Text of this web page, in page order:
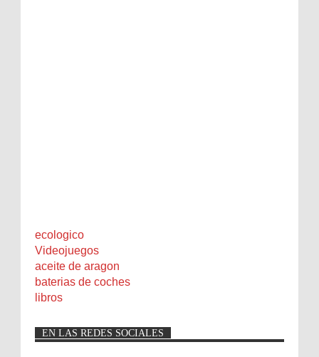
ecologico
Videojuegos
aceite de aragon
baterias de coches
libros
EN LAS REDES SOCIALES